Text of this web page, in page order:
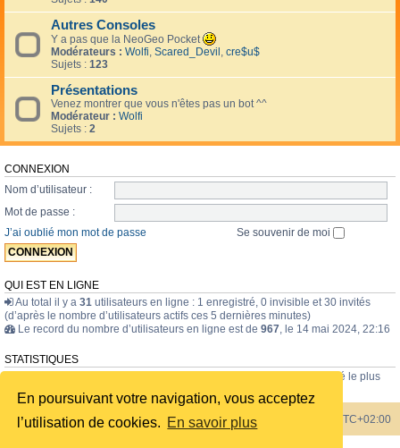
En poursuivant votre navigation, vous acceptez
l’utilisation de cookies. En savoir plus
Autres Consoles
Y a pas que la NeoGeo Pocket
Modérateurs : Wolfi, Scared_Devil, cre$u$
Sujets : 123
Présentations
Venez montrer que vous n'êtes pas un bot ^^
Modérateur : Wolfi
Sujets : 2
CONNEXION
Nom d’utilisateur :
Mot de passe :
J’ai oublié mon mot de passe
Se souvenir de moi
QUI EST EN LIGNE
Au total il y a 31 utilisateurs en ligne : 1 enregistré, 0 invisible et 30 invités
(d’après le nombre d’utilisateurs actifs ces 5 dernières minutes)
Le record du nombre d’utilisateurs en ligne est de 967, le 14 mai 2024, 22:16
STATISTIQUES
membres • Le membre enregistré le plus
récent est
internavigator
Index du forum Heures au format UTC+02:00